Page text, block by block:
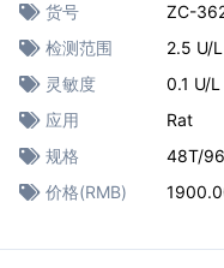
货号
ZC-
检测范围
2.5 U/
灵敏度
0.1 U/L
应用
Rat
规格
48T/
价格(RMB)